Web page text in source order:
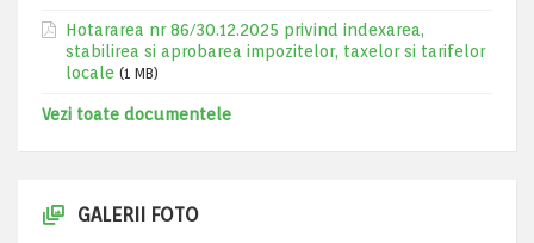
Hotararea nr 86/30.12.2025 privind indexarea,
stabilirea si aprobarea impozitelor, taxelor si tarifelor
locale (1 MB)
Vezi toate documentele
GALERII FOTO